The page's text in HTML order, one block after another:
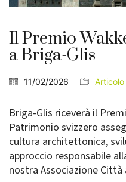
Il Premio
a Briga-Glis
11/02/2026 Articolo
Briga-Glis riceverà il
Patrimonio svizzero
cultura architettonica,
approccio responsabile
nostra Associazione Città